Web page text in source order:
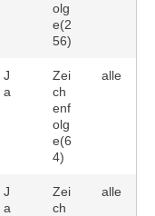
olg
e(2
56)
J
a
Zei
ch
enf
olg
e(6
4)
alle
J
a
Zei
ch
alle